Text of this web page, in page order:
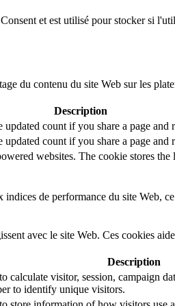
et est utilisé pour stocker si
du contenu du site Web sur les
Description
count if you share a page
count if you share a page
websites. The cookie stores the
de performance du site Web,
avec le site Web. Ces cookies
Description
visitor, session, campaign
to identify unique visitors.